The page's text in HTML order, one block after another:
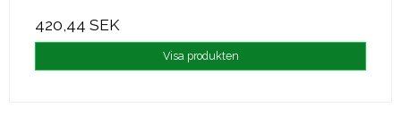
420,44 SEK
Visa produkten